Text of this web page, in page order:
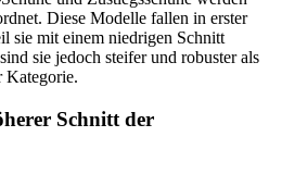
Diese Modelle fallen in erster
sie mit einem niedrigen Schnitt
sie jedoch steifer und robuster als
Kategorie.
Schnitt der